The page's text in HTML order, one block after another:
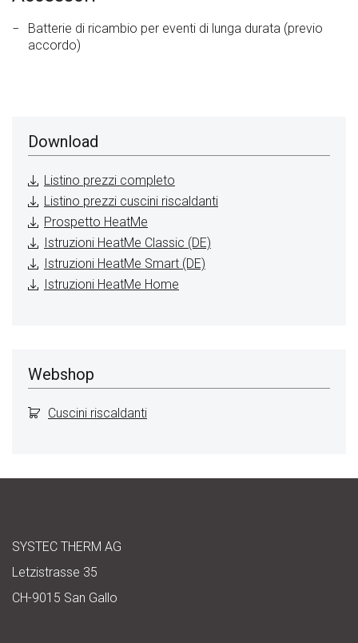
Batterie di ricambio per eventi di lunga durata (previo
accordo)
Download
Listino prezzi completo
Listino prezzi cuscini riscaldanti
Prospetto HeatMe
Istruzioni HeatMe Classic (DE)
Istruzioni HeatMe Smart (DE)
Istruzioni HeatMe Home
Webshop
Cuscini riscaldanti
SYSTEC THERM AG
Letzistrasse 35
CH-9015 San Gallo